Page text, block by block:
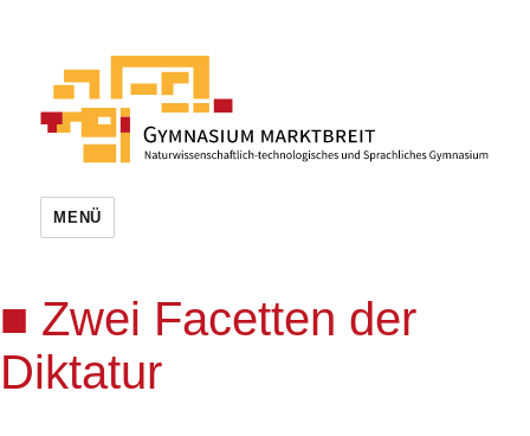
MENÜ
Zwei Facetten der
Diktatur